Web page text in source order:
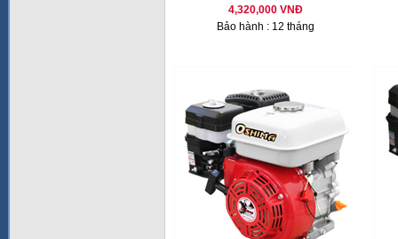
4,320,000 VNĐ
Bảo hành : 12 tháng